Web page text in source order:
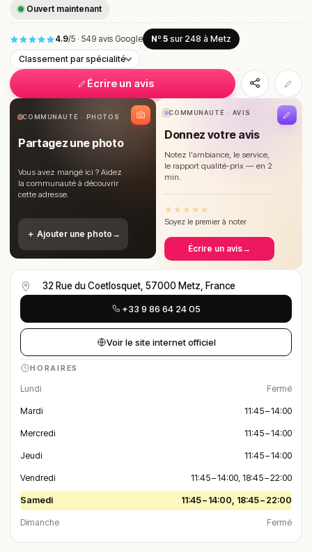
Ouvert maintenant
4.9/5 · 549 avis Google Nº 5 sur 248 à Metz
Classement par spécialité
Écrire un avis
COMMUNAUTÉ · PHOTOS
Partagez une photo
Vous avez mangé ici ? Aidez
la communauté à découvrir
cette adresse.
＋ Ajouter une photo →
COMMUNAUTÉ · AVIS
Donnez votre avis
Notez l'ambiance, le service,
le rapport qualité-prix — en 2
min.
★ ★ ★ ★ ★
Soyez le premier à noter
Écrire un avis→
32 Rue du Coetlosquet, 57000 Metz, France
+33 9 86 64 24 05
Voir le site internet officiel
HORAIRES
Lundi Fermé
Mardi 11:45 – 14:00
Mercredi 11:45 – 14:00
Jeudi 11:45 – 14:00
Vendredi 11:45 – 14:00, 18:45 – 22:00
Samedi 11:45 – 14:00, 18:45 – 22:00
Dimanche Fermé